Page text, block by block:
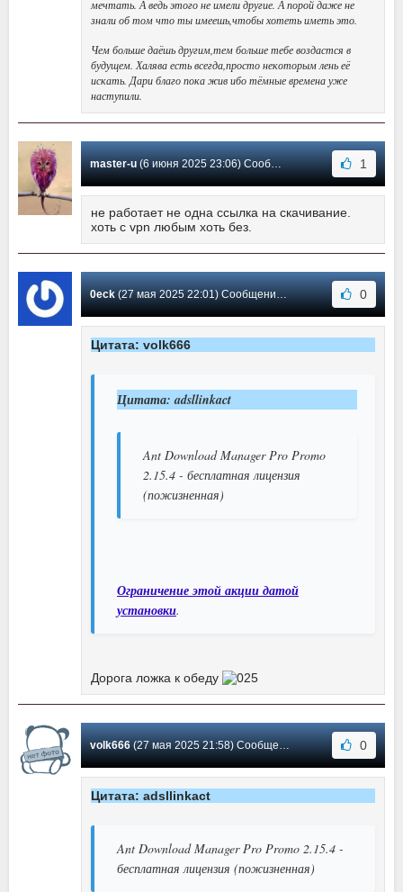
мечтать. А ведь этого не имели другие. А порой даже не
знали об том что ты имеешь,чтобы хотеть иметь это.
Чем больше даёшь другим,тем больше тебе воздастся в
будущем. Халява есть всегда,просто некоторым лень её
искать. Дари благо пока жив ибо тёмные времена уже
наступили.
master-u(6 июня 2025 23:06) Сообщение #987 1
не работает не одна ссылка на скачивание.
хоть с vpn любым хоть без.
0eck(27 мая 2025 22:01) Сообщение #986 0
Цитата: volk666
Цитата: adsllinkact
Ant Download Manager Pro Promo
2.15.4 - бесплатная лицензия
(пожизненная)
Ограничение этой акции датой
установки.
Дорога ложка к обеду
volk666(27 мая 2025 21:58) Сообщение #985 0
Цитата: adsllinkact
Ant Download Manager Pro Promo 2.15.4 -
бесплатная лицензия (пожизненная)